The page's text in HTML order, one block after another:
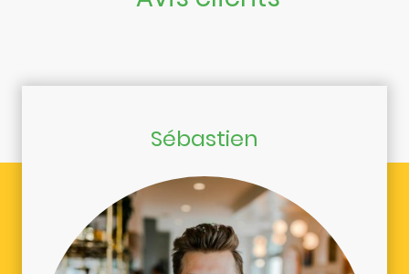
Sébastien